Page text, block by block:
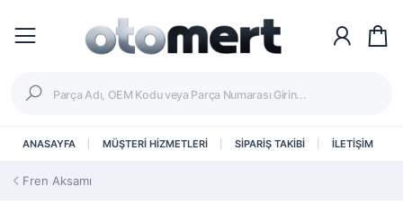
ANASAYFA MÜŞTERİ HİZMETLERİ SİPARİŞ TAKİBİ İLETİŞİM
Fren Aksamı